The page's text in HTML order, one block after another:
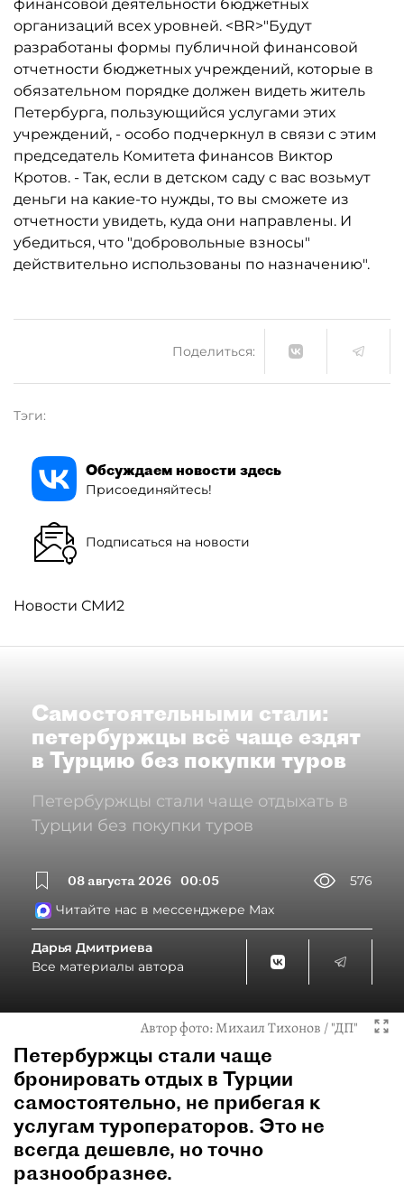
финансовой деятельности бюджетных
организаций всех уровней. <BR>"Будут
разработаны формы публичной финансовой
отчетности бюджетных учреждений, которые в
обязательном порядке должен видеть житель
Петербурга, пользующийся услугами этих
учреждений, - особо подчеркнул в связи с этим
председатель Комитета финансов Виктор
Кротов. - Так, если в детском саду с вас возьмут
деньги на какие-то нужды, то вы сможете из
отчетности увидеть, куда они направлены. И
убедиться, что "добровольные взносы"
действительно использованы по назначению".
Поделиться:
Тэги:
Обсуждаем новости здесь
Присоединяйтесь!
Подписаться на новости
Новости СМИ2
Самостоятельными стали:
петербуржцы всё чаще ездят
в Турцию без покупки туров
Петербуржцы стали чаще отдыхать в
Турции без покупки туров
08 августа 2026 00:05
576
Читайте нас в мессенджере Max
Дарья Дмитриева
Все материалы автора
Автор фото:Михаил Тихонов / "ДП"
Петербуржцы стали чаще
бронировать отдых в Турции
самостоятельно, не прибегая к
услугам туроператоров. Это не
всегда дешевле, но точно
разнообразнее.